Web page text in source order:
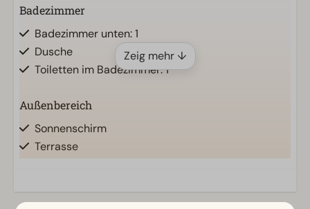
Badezimmer
Badezimmer unten: 1
Dusche
Toiletten im Badezimmer: 1
Außenbereich
Sonnenschirm
Terrasse
Zeig mehr ↓